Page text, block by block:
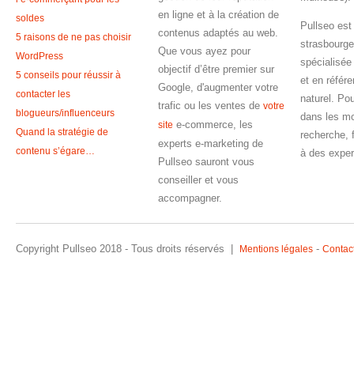
soldes
5 raisons de ne pas choisir
WordPress
5 conseils pour réussir à
contacter les
blogueurs/influenceurs
Quand la stratégie de
contenu s’égare…
en ligne et à la création de
contenus adaptés au web.
Que vous ayez pour
objectif d’être premier sur
Google, d'augmenter votre
trafic ou les ventes de votre
site e-commerce, les
experts e-marketing de
Pullseo sauront vous
conseiller et vous
accompagner.
Pullseo
et en
naturel.
dans les
recherche,
à des
Copyright Pullseo 2018 - Tous droits réservés | Mentions légales -